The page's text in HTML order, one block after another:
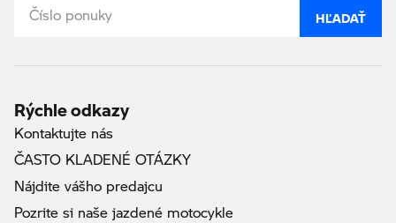
HĽADAŤ
Rýchle odkazy
Kontaktujte nás
ČASTO KLADENÉ OTÁZKY
Nájdite vášho predajcu
Pozrite si naše jazdené motocykle